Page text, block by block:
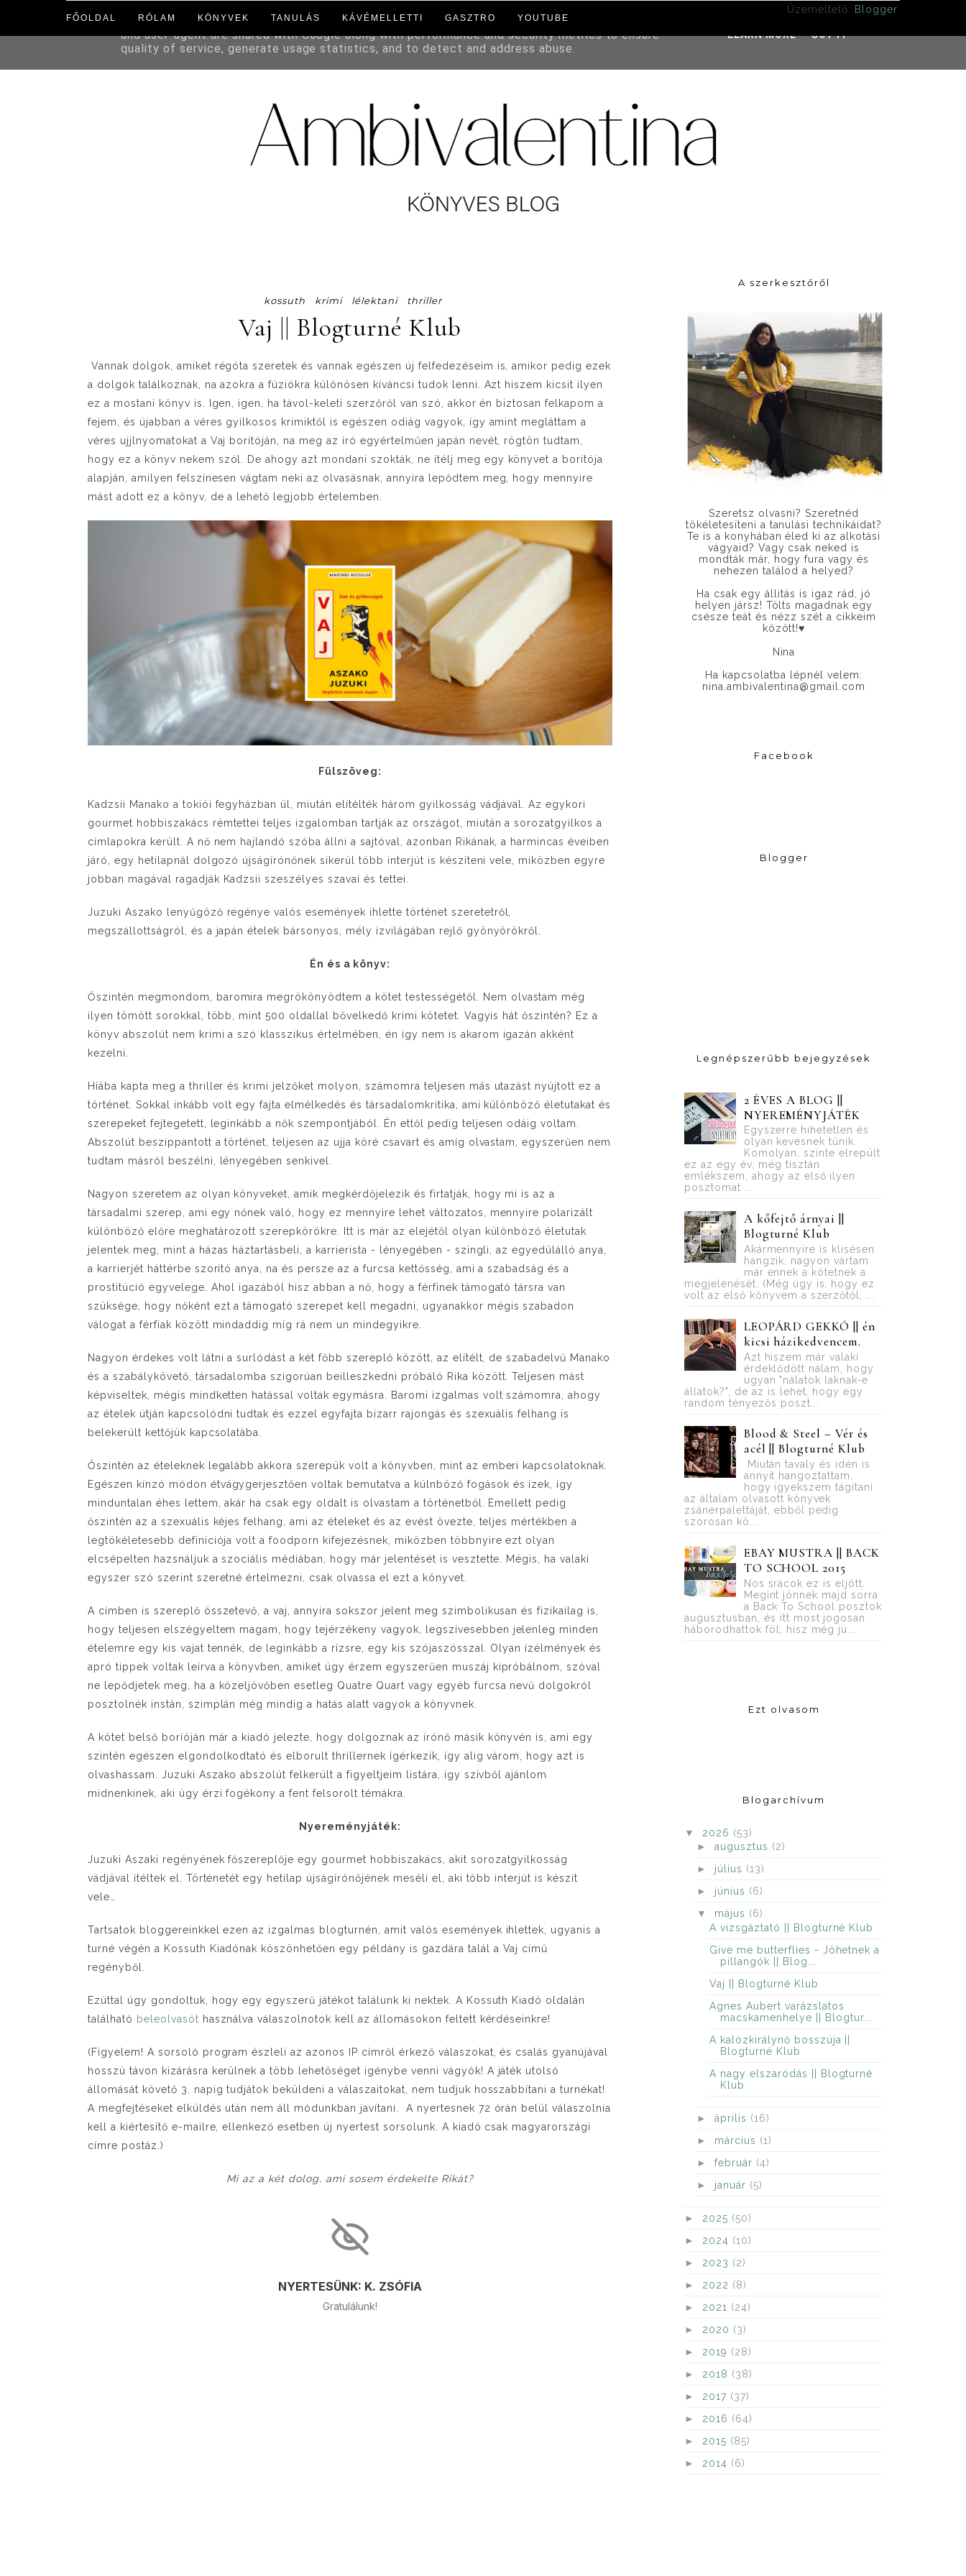
FŐOLDAL RÓLAM KÖNYVEK TANULÁS KÁVÉMELLETTI GASZTRO YOUTUBE
Üzemeltető: Blogger
kossuth krimi lélektani thriller
Vaj || Blogturné Klub
Vannak dolgok, amiket régóta szeretek és vannak egészen új felfedezéseim is, amikor pedig ezek
a dolgok találkoznak, na azokra a fúziókra különösen kíváncsi tudok lenni. Azt hiszem kicsit ilyen
ez a mostani könyv is. Igen, igen, ha távol-keleti szerzőről van szó, akkor én biztosan felkapom a
fejem, és újabban a véres gyilkosos krimiktől is egészen odiág vagyok, így amint megláttam a
véres ujjlnyomatokat a Vaj borítóján, na meg az író egyértelműen japán nevét, rögtön tudtam,
hogy ez a könyv nekem szól. De ahogy azt mondani szokták, ne ítélj meg egy könyvet a borítója
alapján, amilyen felszínesen vágtam neki az olvasásnak, annyira lepődtem meg, hogy mennyire
mást adott ez a könyv, de a lehető legjobb értelemben.
Fülszöveg:
Kadzsii Manako a tokiói fegyházban ül, miután elítélték három gyilkosság vádjával. Az egykori
gourmet hobbiszakács rémtettei teljes izgalomban tartják az országot, miután a sorozatgyilkos a
címlapokra került. A nő nem hajlandó szóba állni a sajtóval, azonban Rikának, a harmincas éveiben
járó, egy hetilapnál dolgozó újságírónőnek sikerül több interjút is készíteni vele, miközben egyre
jobban magával ragadják Kadzsii szeszélyes szavai és tettei.
Juzuki Aszako lenyűgöző regénye valós események ihlette történet szeretetről,
megszállottságról, és a japán ételek bársonyos, mély ízvilágában rejlő gyönyörökről.
Én és a könyv:
Őszintén megmondom, baromira megrökönyödtem a kötet testességétől. Nem olvastam még
ilyen tömött sorokkal, több, mint 500 oldallal bővelkedő krimi kötetet. Vagyis hát őszintén? Ez a
könyv abszolút nem krimi a szó klasszikus értelmében, én így nem is akarom igazán akként
kezelni.
Hiába kapta meg a thriller és krimi jelzőket molyon, számomra teljesen más utazást nyújtott ez a
történet. Sokkal inkább volt egy fajta elmélkedés és társadalomkritika, ami különböző életutakat és
szerepeket fejtegetett, leginkább a nők szempontjából. Én ettől pedig teljesen odáig voltam.
Abszolút beszippantott a történet, teljesen az ujja köré csavart és amíg olvastam, egyszerűen nem
tudtam másról beszélni, lényegében senkivel.
Nagyon szeretem az olyan könyveket, amik megkérdőjelezik és firtatják, hogy mi is az a
társadalmi szerep, ami egy nőnek való, hogy ez mennyire lehet változatos, mennyire polarizált
különböző előre meghatározott szerepkörökre. Itt is már az elejétől olyan különböző életutak
jelentek meg, mint a házas háztartásbeli, a karrierista - lényegében - szingli, az egyedülálló anya,
a karrierjét háttérbe szorító anya, na és persze az a furcsa kettősség, ami a szabadság és a
prostitúció egyvelege. Ahol igazából hisz abban a nő, hogy a férfinek támogató társra van
szüksége, hogy nőként ezt a támogató szerepet kell megadni, ugyanakkor mégis szabadon
válogat a férfiak között mindaddig míg rá nem un mindegyikre.
Nagyon érdekes volt látni a surlódást a két főbb szereplő között, az elítélt, de szabadelvű Manako
és a szabálykövető, társadalomba szigorúan beilleszkedni próbáló Rika között. Teljesen mást
képviseltek, mégis mindketten hatással voltak egymásra. Baromi izgalmas volt számomra, ahogy
az ételek útján kapcsolódni tudtak és ezzel egyfajta bizarr rajongás és szexuális felhang is
belekerült kettőjük kapcsolatába.
Őszintén az ételeknek legalább akkora szerepük volt a könyvben, mint az emberi kapcsolatoknak.
Egészen kínzó módon étvágygerjesztően voltak bemutatva a külnböző fogások és ízek, így
minduntalan éhes lettem, akár ha csak egy oldalt is olvastam a történetből. Emellett pedig
őszintén az a szexuális kéjes felhang, ami az ételeket és az evést övezte, teljes mértékben a
legtökéletesebb definíciója volt a foodporn kifejezésnek, miközben többnyire ezt olyan
elcsépelten hazsnáljuk a szociális médiában, hogy már jelentését is vesztette. Mégis, ha valaki
egyszer szó szerint szeretné értelmezni, csak olvassa el ezt a könyvet.
A címben is szereplő összetevő, a vaj, annyira sokszor jelent meg szimbolikusan és fizikailag is,
hogy teljesen elszégyeltem magam, hogy tejérzékeny vagyok, legszívesebben jelenleg minden
ételemre egy kis vajat tennék, de leginkább a rízsre, egy kis szójaszósszal. Olyan ízélmények és
apró tippek voltak leírva a könyvben, amiket úgy érzem egyszerűen muszáj kipróbálnom, szóval
ne lepődjetek meg, ha a közeljövőben esetleg Quatre Quart vagy egyéb furcsa nevű dolgokról
posztolnék instán, szimplán még mindig a hatás alatt vagyok a könyvnek.
A kötet belső boríóján már a kiadó jelezte, hogy dolgoznak az írónő másik könyvén is, ami egy
szintén egészen elgondolkodtató és elborult thrillernek ígérkezik, így alig várom, hogy azt is
olvashassam. Juzuki Aszako abszolút felkerült a figyeltjeim listára, így szívből ajánlom
midnenkinek, aki úgy érzi fogékony a fent felsorolt témákra.
Nyereményjáték:
Juzuki Aszaki regényének főszereplője egy gourmet hobbiszakács, akit sorozatgyilkosság
vádjával ítéltek el. Történetét egy hetilap újságírónőjének meséli el, aki több interjút is készít
vele…
Tartsatok bloggereinkkel ezen az izgalmas blogturnén, amit valós események ihlettek, ugyanis a
turné végén a Kossuth Kiadónak köszönhetően egy példány is gazdára talál a Vaj című
regényből.
Ezúttal úgy gondoltuk, hogy egy egyszerű játékot találunk ki nektek. A Kossuth Kiadó oldalán
található beleolvasót használva válaszolnotok kell az állomásokon feltett kérdéseinkre!
(Figyelem! A sorsoló program észleli az azonos IP címről érkező válaszokat, és csalás gyanújával
hosszú távon kizárásra kerülnek a több lehetőséget igénybe venni vágyók! A játék utolsó
állomását követő 3. napig tudjátok beküldeni a válaszaitokat, nem tudjuk hosszabbítani a turnékat!
A megfejtéseket elküldés után nem áll módunkban javítani. A nyertesnek 72 órán belül válaszolnia
kell a kiértesítő e-mailre, ellenkező esetben új nyertest sorsolunk. A kiadó csak magyarországi
címre postáz.)
Mi az a két dolog, ami sosem érdekelte Rikát?
A szerkesztőről
Szeretsz olvasni? Szeretnéd
tökéletesíteni a tanulási technikáidat?
Te is a konyhában éled ki az alkotási
vágyaid? Vagy csak neked is
mondták már, hogy fura vagy és
nehezen találod a helyed?
Ha csak egy állítás is igaz rád, jó
helyen jársz! Tölts magadnak egy
csésze teát és nézz szét a cikkeim
között!♥
Nina
Ha kapcsolatba lépnél velem:
nina.ambivalentina@gmail.com
Facebook
Blogger
Legnépszerűbb bejegyzések
2 ÉVES A BLOG ||
NYEREMÉNYJÁTÉK
Egyszerre hihetetlen és
olyan kevésnek tűnik.
Komolyan, szinte elrepült
ez az egy év, még tisztán
emlékszem, ahogy az első ilyen
posztomat ...
A kőfejtő árnyai ||
Blogturné Klub
Akármennyire is klisésen
hangzik, nagyon vártam
már ennek a kötetnek a
megjelenését. (Még úgy is, hogy ez
volt az első könyvem a szerzőtől, ...
LEOPÁRD GEKKÓ || én
kicsi házikedvencem.
Azt hiszem már valaki
érdeklődött nálam, hogy
ugyan "nálatok laknak-e
állatok?", de az is lehet, hogy egy
random tényezős poszt...
Blood ​& Steel – Vér és
acél || Blogturné Klub
Miután tavaly és idén is
annyit hangoztattam,
hogy igyekszem tágítani
az általam olvasott könyvek
zsánerpalettáját, ebből pedig
szorosan kö...
EBAY MUSTRA || BACK
TO SCHOOL 2015
Nos srácok ez is eljött.
Megint jönnek majd sorra
a Back To School posztok
augusztusban, és itt most jogosan
háborodhattok föl, hisz még jú...
Ezt olvasom
Blogarchívum
▼ 2026 (53)
► augusztus (2)
► július (13)
► június (6)
▼ május (6)
A vizsgáztató || Blogturné Klub
Give me butterflies - Jöhetnek a
pillangók || Blog...
Vaj || Blogturné Klub
Agnes Aubert varázslatos
macskamenhelye || Blogtur...
A kalózkirálynő bosszúja ||
Blogturné Klub
A nagy elszaródás || Blogturné
Klub
► április (16)
► március (1)
► február (4)
► január (5)
► 2025 (50)
► 2024 (10)
► 2023 (2)
► 2022 (8)
► 2021 (24)
► 2020 (3)
► 2019 (28)
► 2018 (38)
► 2017 (37)
► 2016 (64)
► 2015 (85)
► 2014 (6)
This site uses cookies from Google to deliver its services and to analyze traffic. Your IP address
and user-agent are shared with Google along with performance and security metrics to ensure
quality of service, generate usage statistics, and to detect and address abuse.
LEARN MORE GOT IT